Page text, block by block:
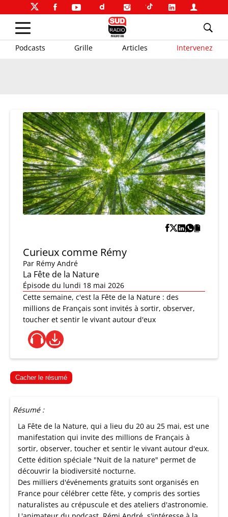
Podcasts Grille Articles Intervenez
Curieux comme Rémy
Par Rémy André
La Fête de la Nature
Épisode du lundi 18 mai 2026
Cette semaine, c'est la Fête de la Nature : des
millions de Français sont invités à sortir, observer,
toucher et sentir le vivant autour d'eux
Cacher le résumé
Résumé :
La Fête de la Nature, qui a lieu du 20 au 25 mai, est une
manifestation qui invite des millions de Français à
sortir, observer, toucher et sentir le vivant autour d'eux.
Cette édition spéciale "Nuit de la nature" permet de
découvrir la biodiversité nocturne.
Des milliers d'événements gratuits sont organisés en
France pour célébrer cette fête, y compris des sorties
naturalistes au crépuscule et des ateliers d'astronomie.